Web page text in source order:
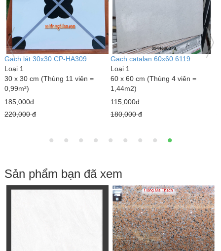
Gạch lát 30x30 CP-HA309
Loại 1
30 x 30 cm (Thùng 11 viên =
0,99m²)
185,000đ
220,000 đ
Gạch catalan 60x60 6119
Loại 1
60 x 60 cm (Thùng 4 viên =
1,44m2)
115,000đ
180,000 đ
Sản phẩm bạn đã xem